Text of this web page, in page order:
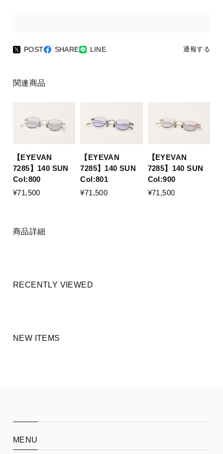
POST SHARE LINE 通報する
関連商品
【EYEVAN
7285】140 SUN
Col:800
¥71,500
【EYEVAN
7285】140 SUN
Col:801
¥71,500
【EYEVAN
7285】140 SUN
Col:900
¥71,500
商品詳細
RECENTLY VIEWED
NEW ITEMS
MENU